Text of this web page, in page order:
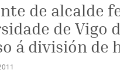
de alcalde
de Vigo
á división de